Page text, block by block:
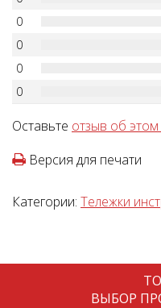
0
0
0
0
Оставьте отзыв об
Версия для печати
Категории: Тележки
ВЫБОР